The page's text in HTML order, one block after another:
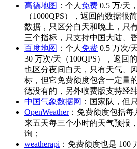
高德地图 ：个人 免费 0.5 万/天
（1000QPS），返回的数据很
数据，只区分白天和晚上，只
三个指标，只支持中国大陆、
百度地图 ：个人 免费 0.5 万次/
30 万次/天（100QPS），返回
也区分夜间白天，只有天气、
标，但它免费额度包含一定量
德没有的，另外收费版支持经
中国气象数据网 ：国家队，但
OpenWeather：免费额度包括每
来五天每三个小时的天气预报
询；
weatherapi ：免费额度也是 100